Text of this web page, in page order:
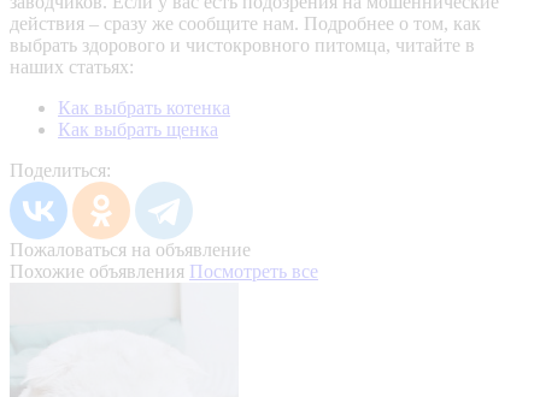
действия – сразу же сообщите нам. Подробнее о том, как
выбрать здорового и чистокровного питомца, читайте в
наших статьях:
Как выбрать котенка
Как выбрать щенка
Поделиться:
Пожаловаться на объявление
Похожие объявления Посмотреть все